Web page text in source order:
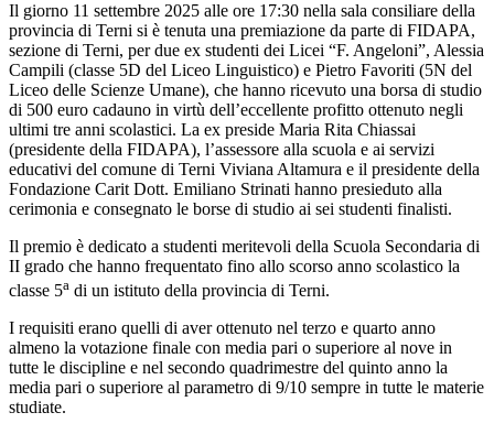
Il giorno 11 settembre 2025 alle ore 17:30 nella sala consiliare della
provincia di Terni si è tenuta una premiazione da parte di FIDAPA,
sezione di Terni, per due ex studenti dei Licei “F. Angeloni”, Alessia
Campili (classe 5D del Liceo Linguistico) e Pietro Favoriti (5N del
Liceo delle Scienze Umane), che hanno ricevuto una borsa di studio
di 500 euro cadauno in virtù dell’eccellente profitto ottenuto negli
ultimi tre anni scolastici. La ex preside Maria Rita Chiassai
(presidente della FIDAPA), l’assessore alla scuola e ai servizi
educativi del comune di Terni Viviana Altamura e il presidente della
Fondazione Carit Dott. Emiliano Strinati hanno presieduto alla
cerimonia e consegnato le borse di studio ai sei studenti finalisti.
Il premio è dedicato a studenti meritevoli della Scuola Secondaria di
II grado che hanno frequentato fino allo scorso anno scolastico la
classe 5a di un istituto della provincia di Terni.
I requisiti erano quelli di aver ottenuto nel terzo e quarto anno
almeno la votazione finale con media pari o superiore al nove in
tutte le discipline e nel secondo quadrimestre del quinto anno la
media pari o superiore al parametro di 9/10 sempre in tutte le materie
studiate.